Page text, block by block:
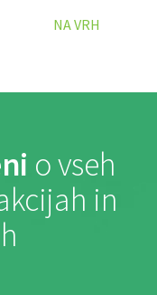
NA VRH
o vseh
in